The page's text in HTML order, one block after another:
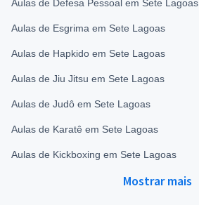
Aulas de Defesa Pessoal em Sete Lagoas
Aulas de Esgrima em Sete Lagoas
Aulas de Hapkido em Sete Lagoas
Aulas de Jiu Jitsu em Sete Lagoas
Aulas de Judô em Sete Lagoas
Aulas de Karatê em Sete Lagoas
Aulas de Kickboxing em Sete Lagoas
Mostrar mais